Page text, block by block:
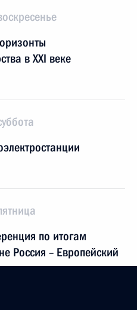
в XXI веке
по итогам
Россия – Европейский